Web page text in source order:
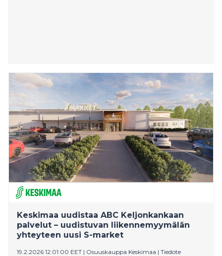
Keskimaa uudistaa ABC Keljonkankaan
palvelut – uudistuvan liikennemyymälän
yhteyteen uusi S-market
19.2.2026 12:01:00 EET | Osuuskauppa Keskimaa | Tiedote